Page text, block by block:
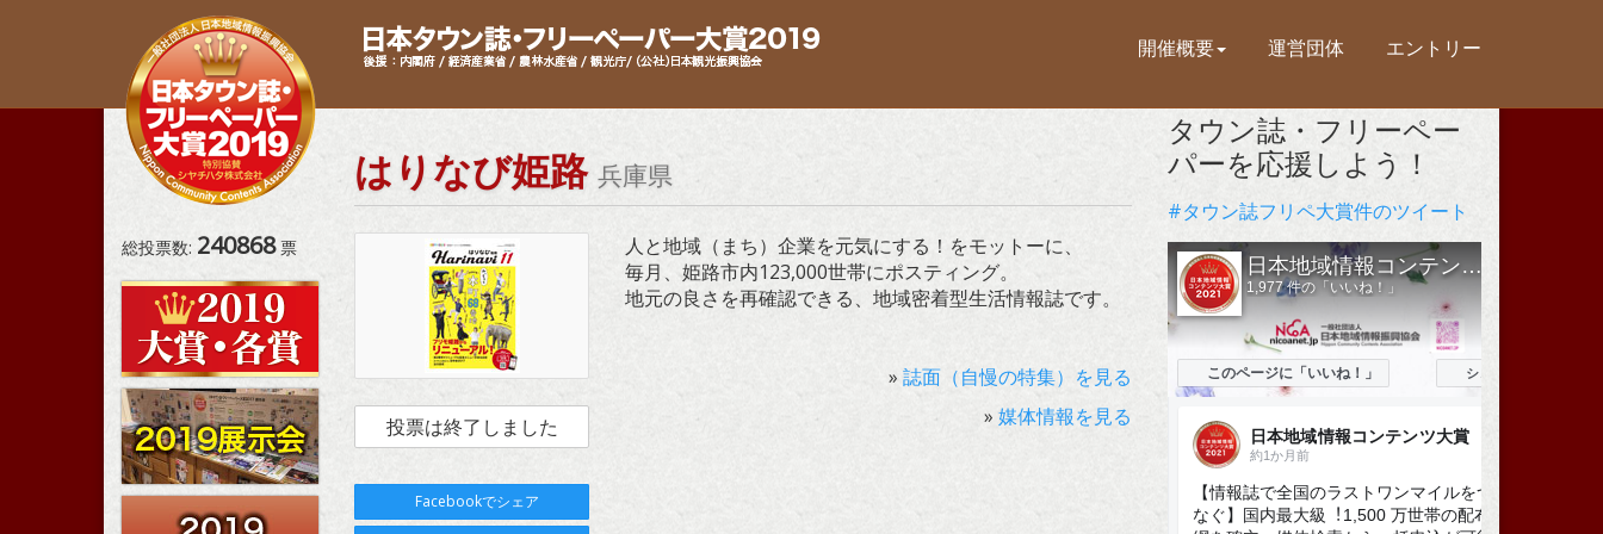
開催概要 運営団体 エントリー
はりなび姫路 兵庫県
投票は終了しました
Facebookでシェア
人と地域（まち）企業を元気にする！をモットーに、
毎月、姫路市内123,000世帯にポスティング。
地元の良さを再確認できる、地域密着型生活情報誌です。
»誌面（自慢の特集）を見る
»媒体情報を見る
総投票数: 240868票
タウン誌・フリーペー
パーを応援しよう！
#タウン誌フリペ大賞件のツイート